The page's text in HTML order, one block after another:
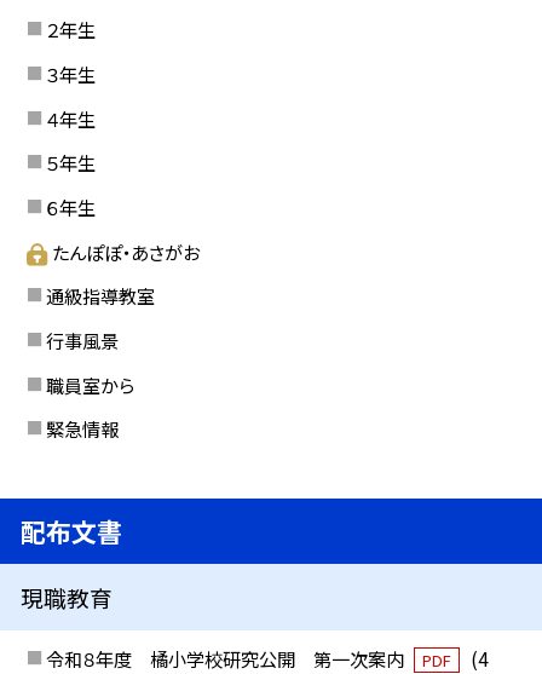
２年生
３年生
４年生
５年生
６年生
たんぽぽ・あさがお
通級指導教室
行事風景
職員室から
緊急情報
配布文書
現職教育
令和８年度 橘小学校研究公開 第一次案内 PDF
(4